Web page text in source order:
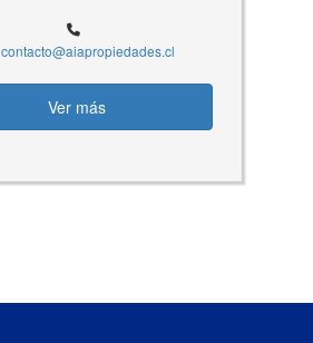
contacto@aiapropiedades.cl
Ver más